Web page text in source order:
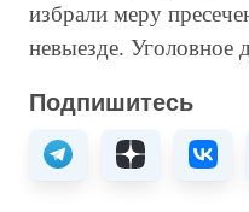
избрали меру
невыезде. Уголовное
Подпишитесь